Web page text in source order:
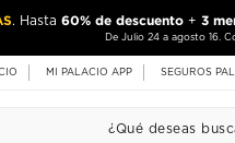
. Hasta 60% de descuento + 3
De Julio 24 a agosto 16.
MI PALACIO APP SEGUROS